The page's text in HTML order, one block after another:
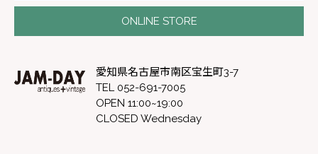
ONLINE STORE
愛知県名古屋市南区宝生町3-7
TEL 052-691-7005
OPEN 11:00~19:00
CLOSED Wednesday